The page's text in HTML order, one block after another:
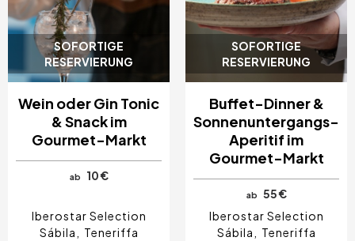
SOFORTIGE
RESERVIERUNG
Wein oder Gin Tonic
& Snack im
Gourmet-Markt
ab 10 €
Iberostar Selection
Sábila
Teneriffa
SOFORTIGE
RESERVIERUNG
Buffet-Dinner &
Sonnenuntergangs-
Aperitif im
Gourmet-Markt
ab
55 €
Iberostar Selection
Sábila
Teneriffa